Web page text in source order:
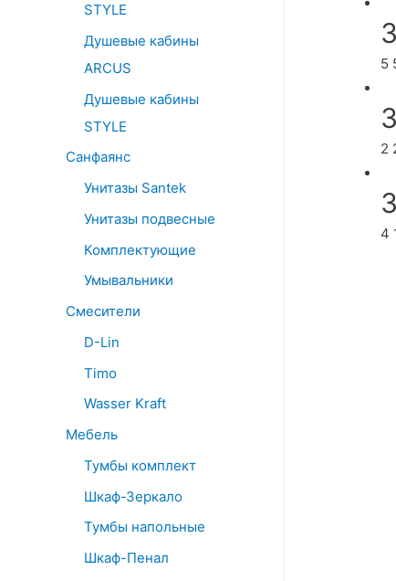
STYLE
Душевые кабины
ARCUS
Душевые кабины
STYLE
Санфаянс
Унитазы Santek
Унитазы подвесные
Комплектующие
Умывальники
Смесители
D-Lin
Timo
Wasser Kraft
Мебель
Тумбы комплект
Шкаф-Зеркало
Тумбы напольные
Шкаф-Пенал
5
2
4